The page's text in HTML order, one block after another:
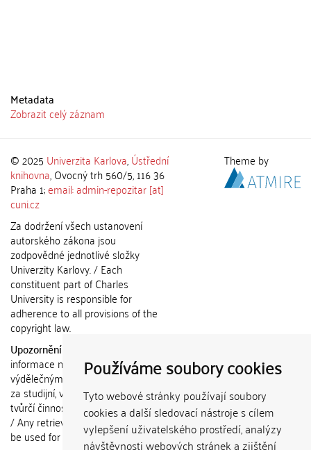
Používáme soubory cookies
Tyto webové stránky používají soubory
cookies a další sledovací nástroje s cílem
vylepšení uživatelského prostředí, analýzy
návštěvnosti webových stránek a zjištění
Metadata
Zobrazit celý záznam
© 2025 Univerzita Karlova,Ústřední
knihovna, Ovocný trh 560/5, 116 36
Praha 1;email: admin-repozitar [at]
cuni.cz
Za dodržení všech ustanovení
autorského zákona jsou
zodpovědné jednotlivé složky
Univerzity Karlovy. / Each
constituent part of Charles
University is responsible for
adherence to all provisions of the
copyright law.
Upozornění / Notice:
informace nemohou být použity k
výdělečným účelům nebo vydávány
za studijní, vědeckou nebo jinou
tvůrčí činnost jiné osoby než autora.
/ Any retrieved information shall not
be used for any commercial
Theme by